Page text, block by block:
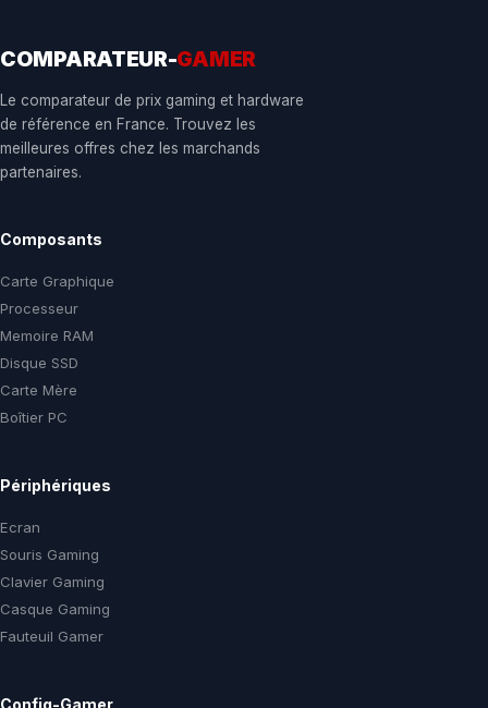
COMPARATEUR-GAMER
Le comparateur de prix gaming et hardware
de référence en France. Trouvez les
meilleures offres chez les marchands
partenaires.
Composants
Carte Graphique
Processeur
Memoire RAM
Disque SSD
Carte Mère
Boîtier PC
Périphériques
Ecran
Souris Gaming
Clavier Gaming
Casque Gaming
Fauteuil Gamer
Config-Gamer